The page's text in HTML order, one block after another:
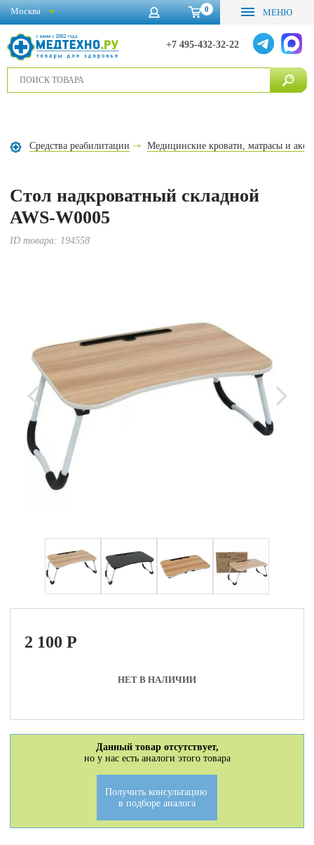
0 МЕНЮ
+7 495-432-32-22
Москва
Средства реабилитации Медицинские кровати, матрасы и
Стол надкроватный складной
AWS-W0005
ID товара: 194558
2 100P
НЕТ В НАЛИЧИИ
Данный товар отсутствует,
но у нас есть аналоги этого товара
Получить консультацию
в подборе аналога